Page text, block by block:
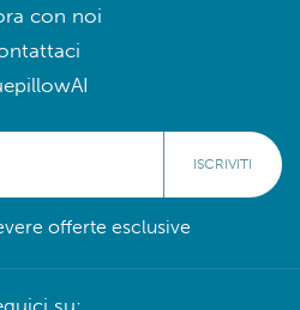
con noi
ISCRIVITI
offerte esclusive